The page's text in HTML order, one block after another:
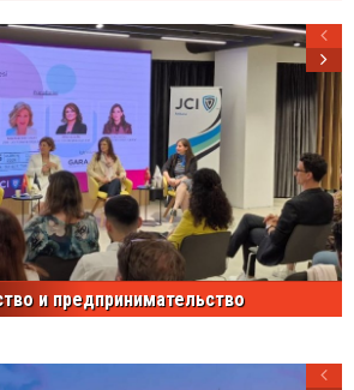
и предпринимательство